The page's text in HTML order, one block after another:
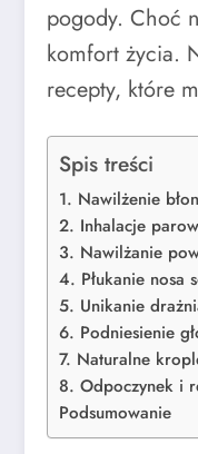
pogody. Choć
komfort życia.
recepty, które
Spis treści
1. Nawilżenie
2. Inhalacje
3. Nawilżanie
4. Płukanie nosa
5. Unikanie
6. Podniesienie
7. Naturalne
8. Odpoczynek i
Podsumowanie